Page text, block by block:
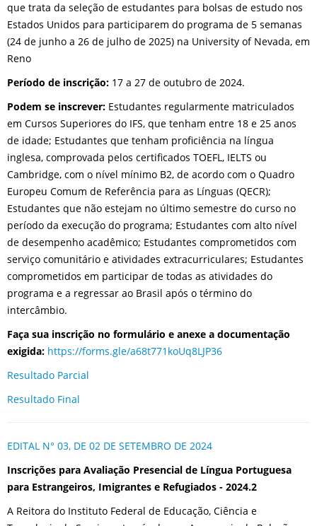
que trata da seleção de estudantes para bolsas de estudo nos
Estados Unidos para participarem do programa de 5 semanas
(24 de junho a 26 de julho de 2025) na University of Nevada, em
Reno
Período de inscrição: 17 a 27 de outubro de 2024.
Podem se inscrever: Estudantes regularmente matriculados
em Cursos Superiores do IFS, que tenham entre 18 e 25 anos
de idade; Estudantes que tenham proficiência na língua
inglesa, comprovada pelos certificados TOEFL, IELTS ou
Cambridge, com o nível mínimo B2, de acordo com o Quadro
Europeu Comum de Referência para as Línguas (QECR);
Estudantes que não estejam no último semestre do curso no
período da execução do programa; Estudantes com alto nível
de desempenho acadêmico; Estudantes comprometidos com
serviço comunitário e atividades extracurriculares; Estudantes
comprometidos em participar de todas as atividades do
programa e a regressar ao Brasil após o término do
intercâmbio.
Faça sua inscrição no formulário e anexe a documentação
exigida: https://forms.gle/a68t771koUq8LJP36
Resultado Parcial
Resultado Final
EDITAL N° 03, DE 02 DE SETEMBRO DE 2024
Inscrições para Avaliação Presencial de Língua Portuguesa
para Estrangeiros, Imigrantes e Refugiados - 2024.2
A Reitora do Instituto Federal de Educação, Ciência e